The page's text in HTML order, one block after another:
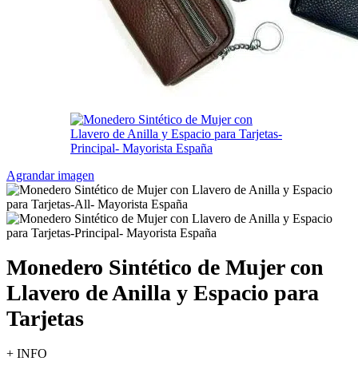
Agrandar imagen
Monedero Sintético de Mujer con
Llavero de Anilla y Espacio para
Tarjetas
+ INFO